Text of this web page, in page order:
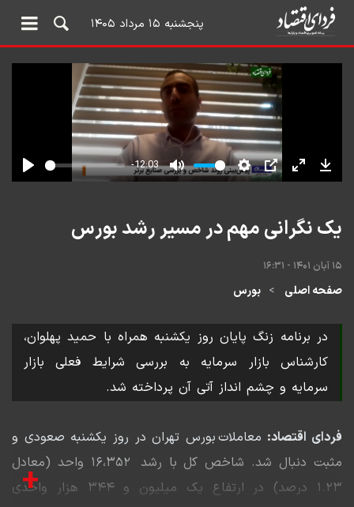
پنجشنبه ۱۵ مرداد ۱۴۰۵
یک نگرانی مهم در مسیر رشد بورس
۱۵ آبان ۱۴۰۱ - ۱۶:۳۱
صفحه اصلی بورس
در برنامه زنگ پایان روز یکشنبه همراه با حمید پهلوان،
کارشناس بازار سرمایه به بررسی شرایط فعلی بازار
سرمایه و چشم انداز آتی آن پرداخته شد.
فردای اقتصاد: معاملات بورس تهران در روز یکشنبه صعودی و
مثبت دنبال شد. شاخص کل با رشد ۱۶،۳۵۲ واحد (معادل
۱.۲۳ درصد) در ارتفاع یک میلیون و ۳۴۴ هزار واحدی
+